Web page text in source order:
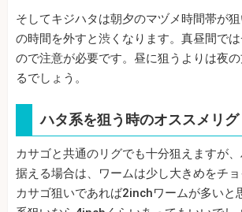
そしてキジハタは朝夕のマヅメ時間帯が
の時間を外すと渋くなります。真昼間で
ので注意が必要です。昼に狙うよりは夜
るでしょう。
ハタ系を狙う時のオススメリグ
カサゴと共通のリグでも十分狙えますが
据える場合は、ワームは少し大きめをチョ
カサゴ狙いであれば2inchワームが多いと